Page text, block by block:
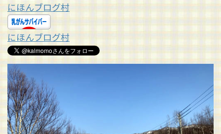
にほんブログ村
にほんブログ村